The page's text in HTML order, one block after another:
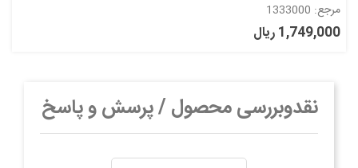
مرجع: 1333000
1,749,000 ریال
نقدوبررسی محصول / پرسش و پاسخ